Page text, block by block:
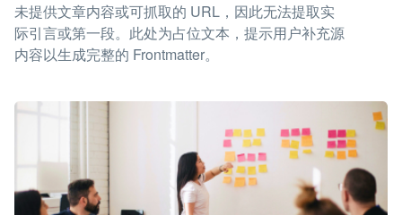
未提供文章内容或可抓取的 URL，因此无法提取实
际引言或第一段。此处为占位文本，提示用户补充源
内容以生成完整的 Frontmatter。